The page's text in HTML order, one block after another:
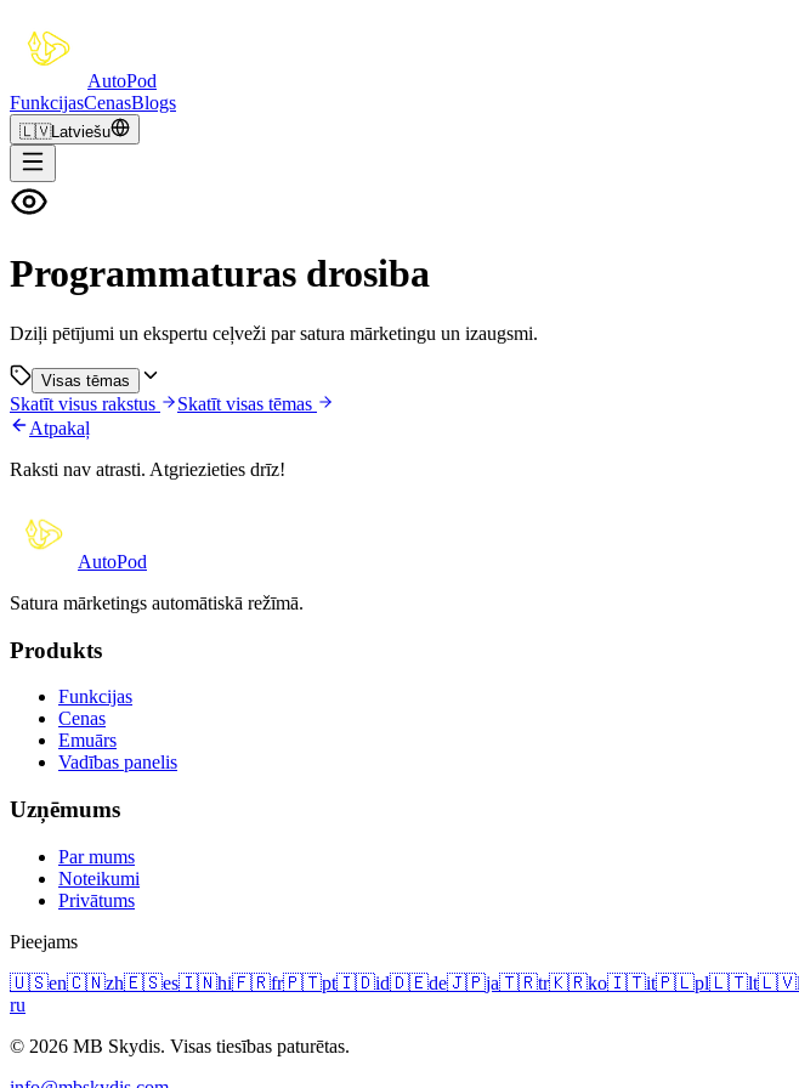
AutoPod
FunkcijasCenasBlogs
🇱🇻Latviešu
Programmaturas drosiba
Dziļi pētījumi un ekspertu ceļveži par satura mārketingu un izaugsmi.
Visas tēmas
Skatīt visus rakstus
Skatīt visas tēmas
Atpakaļ
Raksti nav atrasti. Atgriezieties drīz!
AutoPod
Satura mārketings automātiskā režīmā.
Produkts
Funkcijas
Cenas
Emuārs
Vadības panelis
Uzņēmums
Par mums
Noteikumi
Privātums
Pieejams
🇺🇸en🇨🇳zh🇪🇸es🇮🇳hi🇫🇷fr🇵🇹pt🇮🇩id🇩🇪de🇯🇵ja🇹🇷tr🇰🇷ko🇮🇹it🇵🇱pl🇱🇹lt🇱🇻
ru
© 2026 MB Skydis. Visas tiesības paturētas.